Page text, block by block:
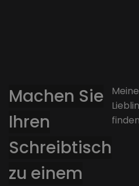
Machen Sie
Ihren
Schreibtisch
zu einem
Meine